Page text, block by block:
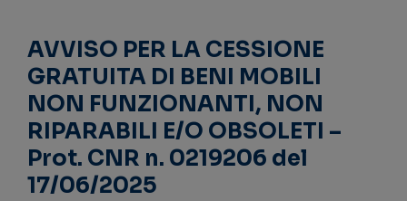
AVVISO PER LA CESSIONE
GRATUITA DI BENI MOBILI
NON FUNZIONANTI, NON
RIPARABILI E/O OBSOLETI –
Prot. CNR n. 0219206 del
17/06/2025